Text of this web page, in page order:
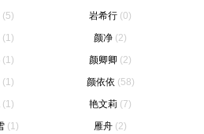
(5) 岩希行 (0)
(1) 颜净 (2)
(1) 颜卿卿 (2)
(1) 颜依依 (58)
(1) 艳文莉 (7)
(1) 雁舟 (2)